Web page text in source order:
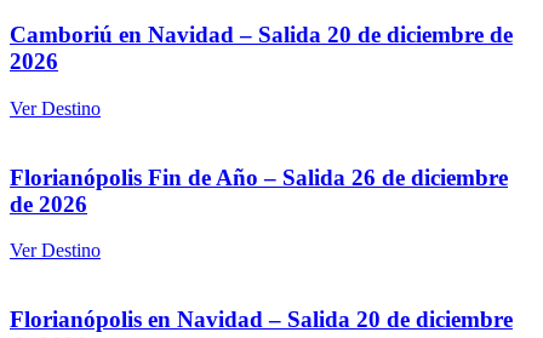
Camboriú en Navidad – Salida 20 de diciembre de
2026
Ver Destino
Florianópolis Fin de Año – Salida 26 de diciembre
de 2026
Ver Destino
Florianópolis en Navidad – Salida 20 de diciembre